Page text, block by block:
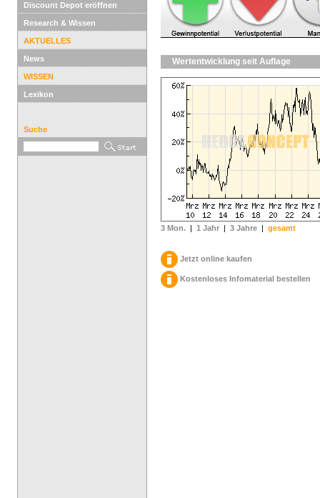
Discount Depot eröffnen
Research & Wissen
AKTUELLES
News
WISSEN
Lexikon
Suche
Wertentwicklung seit Auflage
3 Mon. | 1 Jahr | 3 Jahre | gesamt
Jetzt online kaufen
Kostenloses Infomaterial bestellen